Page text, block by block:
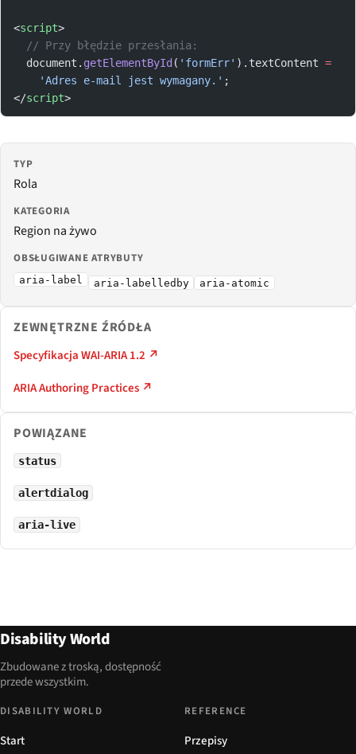
<script>
  // Przy błędzie przesłania:
  document.
getElementById ( 'formErr' ).textContent =
    'Adres e-mail jest wymagany.'
;
</script>
TYP
Rola
KATEGORIA
Region na żywo
OBSŁUGIWANE ATRYBUTY
aria-label aria-labelledby aria-atomic
ZEWNĘTRZNE ŹRÓDŁA
Specyfikacja WAI-ARIA 1.2 ↗
ARIA Authoring Practices ↗
POWIĄZANE
status
alertdialog
aria-live
Disability World
Zbudowane z troską, dostępność
przede wszystkim.
DISABILITY WORLD
Start
REFERENCE
Przepisy